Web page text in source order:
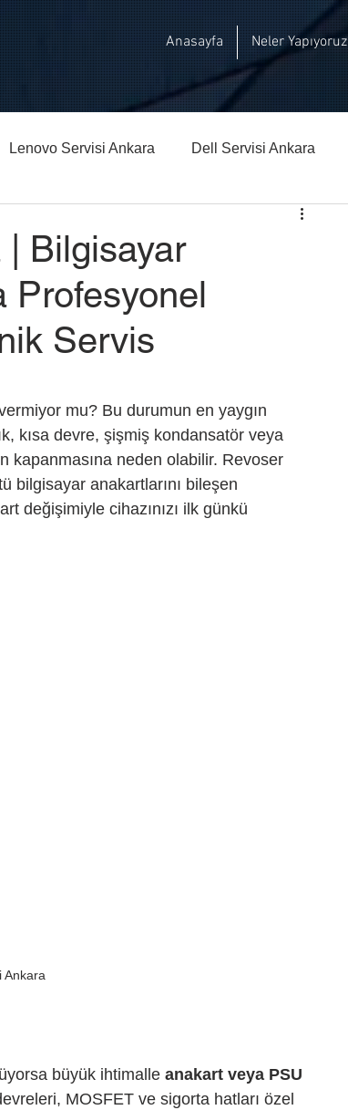
Anasayfa Neler Yapıyoruz
Lenovo Servisi Ankara Dell Servisi Ankara
Bilgisayar
Profesyonel
Servis
mu? Bu durumun en yaygın
kısa devre, şişmiş kondansatör veya
kapanmasına neden olabilir. Revoser
bilgisayar anakartlarını bileşen
değişimiyle cihazınızı ilk günkü
Ankara
büyük ihtimalle anakart veya PSU
MOSFET ve sigorta hatları özel